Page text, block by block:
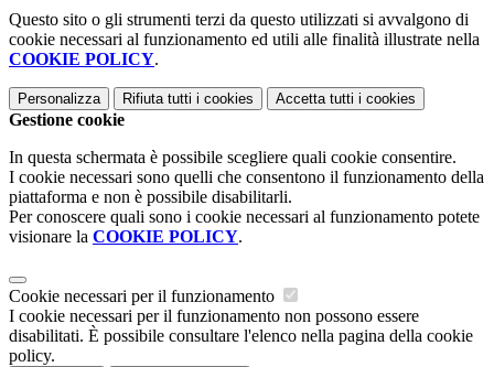
Questo sito o gli strumenti terzi da questo utilizzati si avvalgono di
cookie necessari al funzionamento ed utili alle finalità illustrate nella
COOKIE POLICY.
Personalizza Rifiuta tutti i cookies Accetta tutti i cookies
Gestione cookie
In questa schermata è possibile scegliere quali cookie consentire.
I cookie necessari sono quelli che consentono il funzionamento della
piattaforma e non è possibile disabilitarli.
Per conoscere quali sono i cookie necessari al funzionamento potete
visionare la COOKIE POLICY.
Cookie necessari per il funzionamento
I cookie necessari per il funzionamento non possono essere
disabilitati. È possibile consultare l'elenco nella pagina della cookie
policy.